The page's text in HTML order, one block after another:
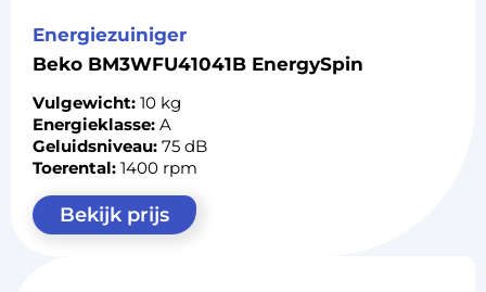
Energiezuiniger
Beko BM3WFU41041B EnergySpin
Vulgewicht: 10 kg
Energieklasse: A
Geluidsniveau: 75 dB
Toerental: 1400 rpm
Bekijk prijs